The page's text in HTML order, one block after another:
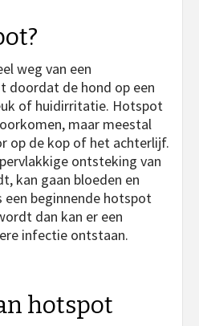
weg van een
doordat de hond op een
of huidirritatie. Hotspot
maar meestal
op de kop of het achterlijf.
ontsteking van
kan gaan bloeden en
beginnende hotspot
dan kan er een
infectie ontstaan.
hotspot